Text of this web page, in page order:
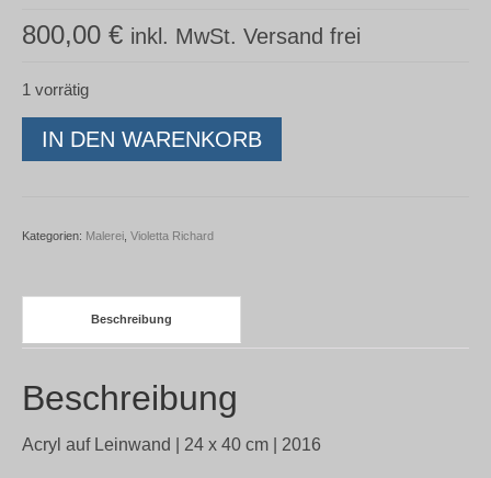
800,00 € inkl. MwSt. Versand frei
1 vorrätig
Violetta
Richard
wankelmütig
IN DEN WARENKORB
Kategorien: Malerei Violetta Richard
Beschreibung
Beschreibung
Acryl auf Leinwand | 24 x 40 cm | 2016